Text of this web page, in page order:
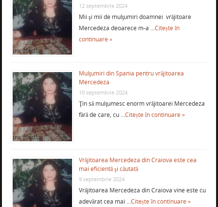
12 septembrie 2024
Mii şi mii de mulţumiri doamnei vrăjitoare
Mercedeza deoarece m-a …Citește în
continuare »
Mulţumiri din Spania pentru vrăjitoarea
Mercedeza
10 septembrie 2024
Ţin să mulţumesc enorm vrăjitoarei Mercedeza
fără de care, cu …Citește în continuare »
Vrăjitoarea Mercedeza din Craiova este cea
mai eficientă şi căutată
9 septembrie 2024
Vrăjitoarea Mercedeza din Craiova vine este cu
adevărat cea mai …Citește în continuare »